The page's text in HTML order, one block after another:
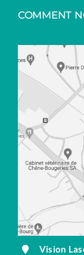
COMMENT
Vision